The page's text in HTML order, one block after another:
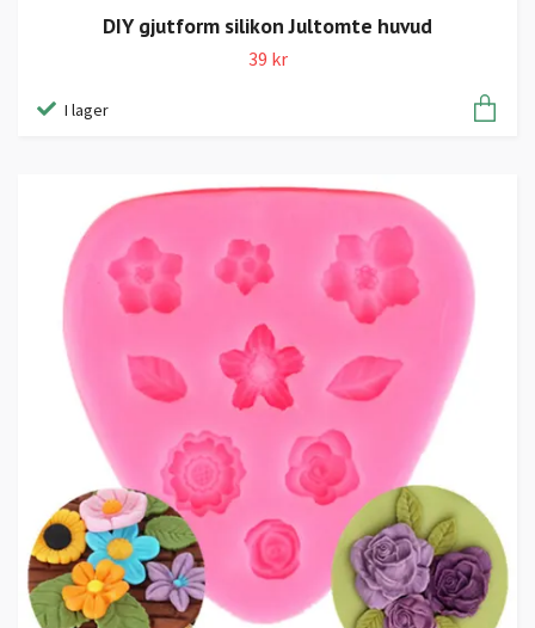
DIY gjutform silikon Jultomte huvud
39 kr
I lager